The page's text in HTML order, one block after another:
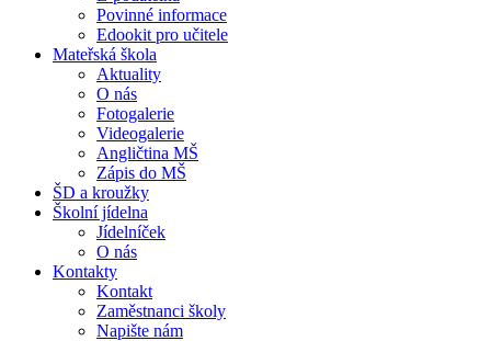
Povinné informace
Edookit pro učitele
Mateřská škola
Aktuality
O nás
Fotogalerie
Videogalerie
Angličtina MŠ
Zápis do MŠ
ŠD a kroužky
Školní jídelna
Jídelníček
O nás
Kontakty
Kontakt
Zaměstnanci školy
Napište nám